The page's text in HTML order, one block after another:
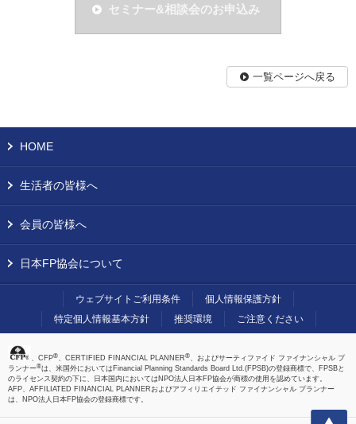
セミナー&相談会のお申込み
一覧ページへ戻る
上へ
HOME
生活者の皆様へ
会員の皆様へ
日本FP協会について
ウェブサイトご利用条件
個人情報保護方針
特定個人情報基本方針
推奨環境 ご注意ください
、CFP®、CERTIFIED FINANCIAL PLANNER®、およびサーティファイド ファイナンシャル プ
ランナー®は、米国外においてはFinancial Planning Standards Board Ltd.(FPSB)の登録商標で、FPSBと
のライセンス契約の下に、日本国内においてはNPO法人日本FP協会が商標の使用を認めています。
AFP、AFFILIATED FINANCIAL PLANNERおよびアフィリエイテッド ファイナンシャル プランナー
は、NPO法人日本FP協会の登録商標です。